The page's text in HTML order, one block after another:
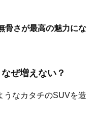
骨さが最高の魅力にな
ぜ増えない？
うなカタチのSUVを造